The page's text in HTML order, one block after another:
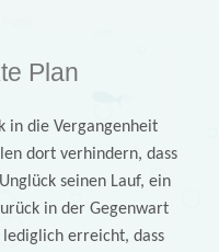
Plan
in die Vergangenheit
dort verhindern, dass
seinen Lauf, ein
in der Gegenwart
lediglich erreicht, dass